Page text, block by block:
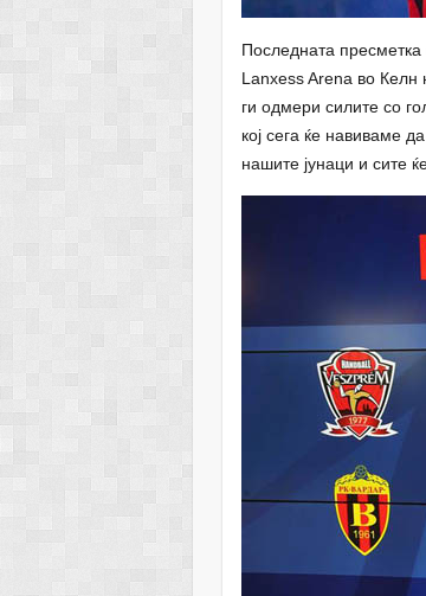
Последната
Lanxess Arena во Келн
ги одмери силите со
кој сега ќе навиваме
нашите јунаци и сите